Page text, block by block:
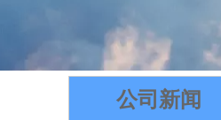
公司新闻